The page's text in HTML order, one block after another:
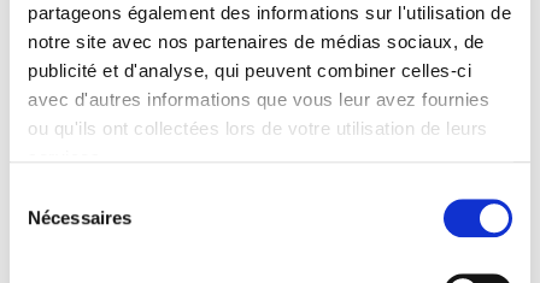
partageons également des informations sur l'utilisation de
notre site avec nos partenaires de médias sociaux, de
publicité et d'analyse, qui peuvent combiner celles-ci
avec d'autres informations que vous leur avez fournies
ou qu'ils ont collectées lors de votre utilisation de leurs
Nécessaires
Publisher
Presses de Sciences Po
Author
Janick Marina Schaufelbuehl
Language